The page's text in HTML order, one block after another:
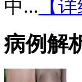
中... 【
病例解